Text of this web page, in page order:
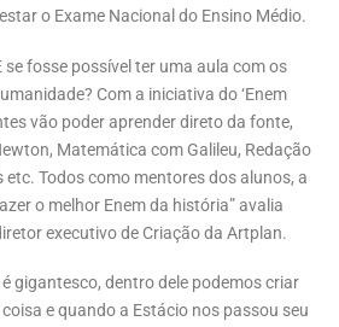
o Exame Nacional do Ensino Médio.
se fosse possível ter uma aula com os
Com a iniciativa do ‘Enem
vão poder aprender direto da fonte,
Matemática com Galileu, Redação
Todos como mentores dos alunos, a
o melhor Enem da história” avalia
executivo de Criação da Artplan.
gigantesco, dentro dele podemos criar
e quando a Estácio nos passou seu